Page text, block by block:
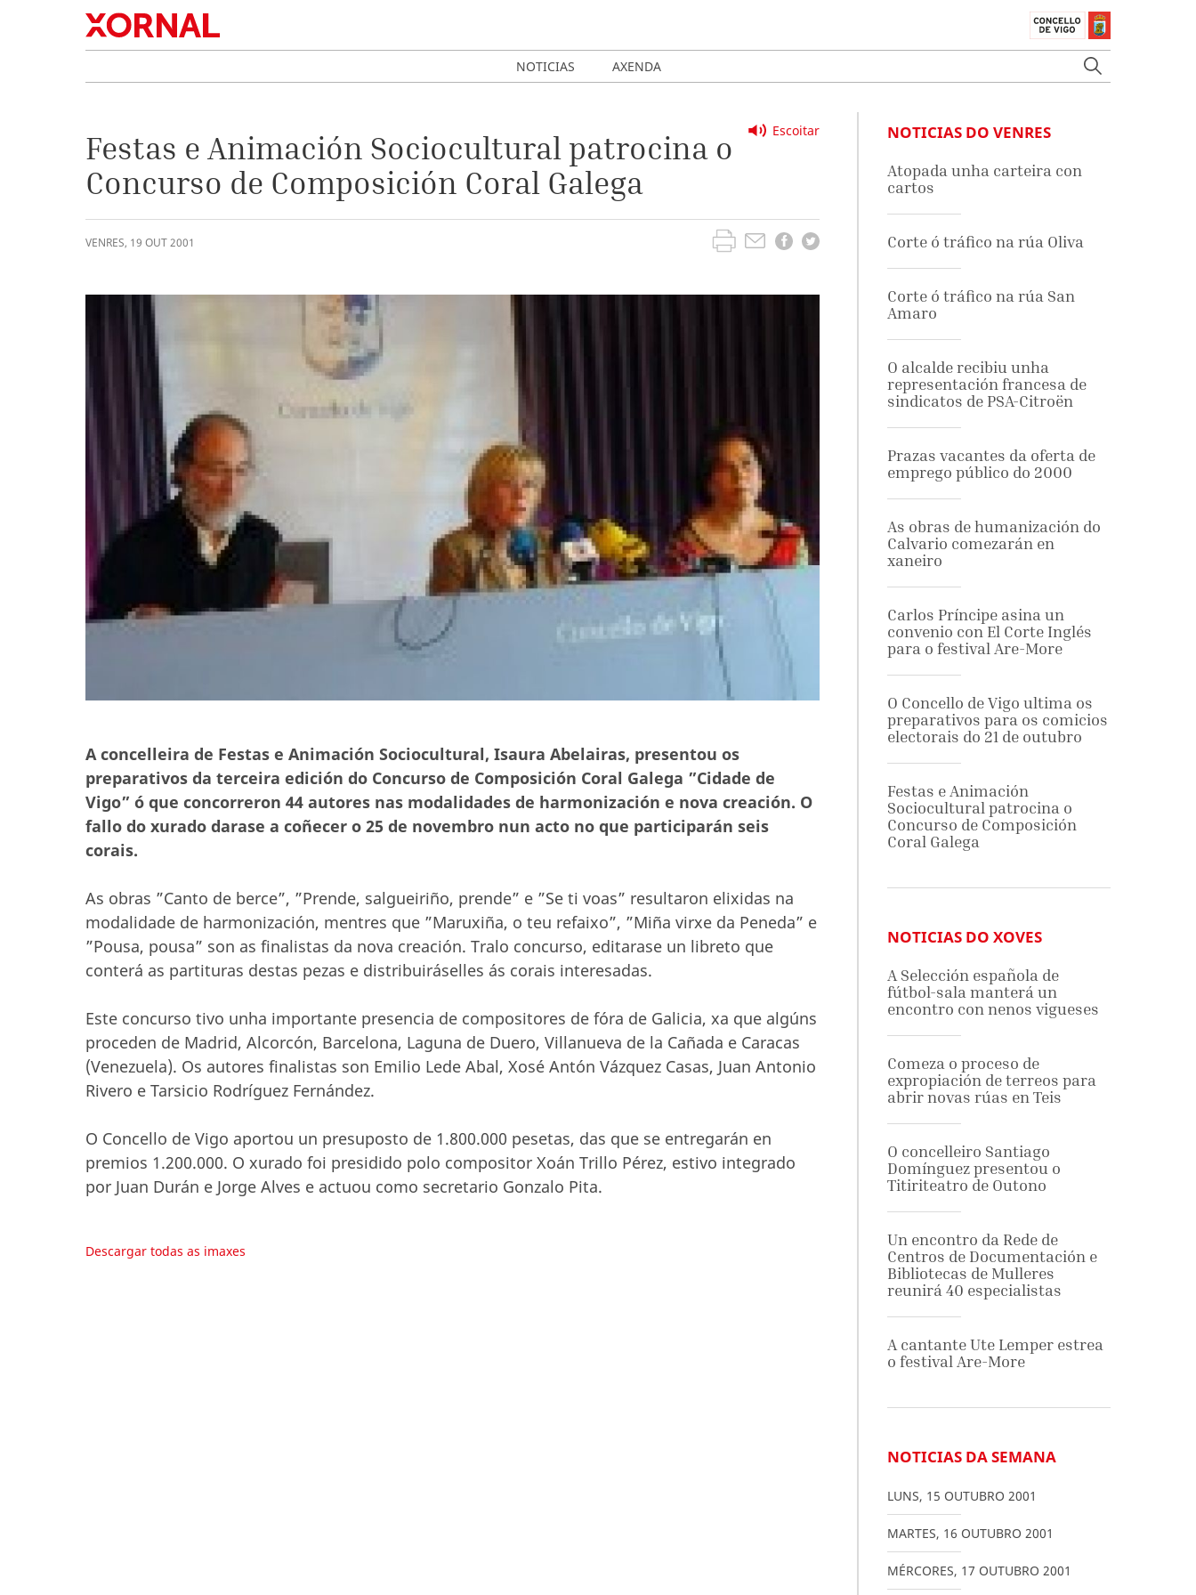
NOTICIAS AXENDA
Escoitar
Festas e Animación Sociocultural patrocina o
Concurso de Composición Coral Galega
VENRES, 19 OUT2001
A concelleira de Festas e Animación Sociocultural, Isaura Abelairas, presentou os
preparativos da terceira edición do Concurso de Composición Coral Galega ”Cidade de
Vigo” ó que concorreron 44 autores nas modalidades de harmonización e nova creación. O
fallo do xurado darase a coñecer o 25 de novembro nun acto no que participarán seis
corais.
As obras ”Canto de berce”, ”Prende, salgueiriño, prende” e ”Se ti voas” resultaron elixidas na
modalidade de harmonización, mentres que ”Maruxiña, o teu refaixo”, ”Miña virxe da Peneda” e
”Pousa, pousa” son as finalistas da nova creación. Tralo concurso, editarase un libreto que
conterá as partituras destas pezas e distribuiráselles ás corais interesadas.
Este concurso tivo unha importante presencia de compositores de fóra de Galicia, xa que algúns
proceden de Madrid, Alcorcón, Barcelona, Laguna de Duero, Villanueva de la Cañada e Caracas
(Venezuela). Os autores finalistas son Emilio Lede Abal, Xosé Antón Vázquez Casas, Juan Antonio
Rivero e Tarsicio Rodríguez Fernández.
O Concello de Vigo aportou un presuposto de 1.800.000 pesetas, das que se entregarán en
premios 1.200.000. O xurado foi presidido polo compositor Xoán Trillo Pérez, estivo integrado
por Juan Durán e Jorge Alves e actuou como secretario Gonzalo Pita.
Descargar todas as imaxes
NOTICIAS DO VENRES
Atopada unha carteira con
cartos
Corte ó tráfico na rúa Oliva
Corte ó tráfico na rúa San
Amaro
O alcalde recibiu unha
representación francesa de
sindicatos de PSA-Citroën
Prazas vacantes da oferta de
emprego público do 2000
As obras de humanización do
Calvario comezarán en
xaneiro
Carlos Príncipe asina un
convenio con El Corte Inglés
para o festival Are-More
O Concello de Vigo ultima os
preparativos para os comicios
electorais do 21 de outubro
Festas e Animación
Sociocultural patrocina o
Concurso de Composición
Coral Galega
NOTICIAS DO XOVES
A Selección española de
fútbol-sala manterá un
encontro con nenos vigueses
Comeza o proceso de
expropiación de terreos para
abrir novas rúas en Teis
O concelleiro Santiago
Domínguez presentou o
Titiriteatro de Outono
Un encontro da Rede de
Centros de Documentación e
Bibliotecas de Mulleres
reunirá 40 especialistas
A cantante Ute Lemper estrea
o festival Are-More
NOTICIAS DA SEMANA
LUNS, 15 OUTUBRO 2001
MARTES, 16 OUTUBRO 2001
MÉRCORES, 17 OUTUBRO 2001